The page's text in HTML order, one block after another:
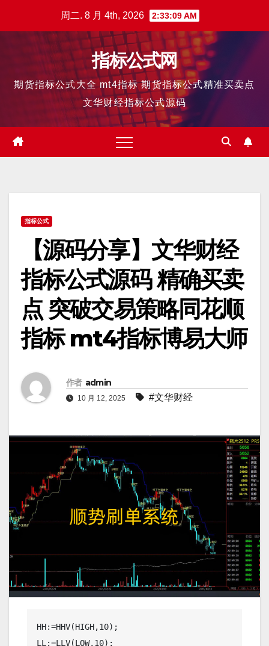
周二. 8 月 4th, 2026 2:33:10 AM
指标公式网
期货指标公式大全 mt4指标 期货指标公式精准买卖点
文华财经指标公式源码
指标公式
【源码分享】文华财经
指标公式源码 精确买卖
点 突破交易策略同花顺
指标 mt4指标博易大师
作者 admin
10 月 12, 2025 #文华财经
HH:=HHV(HIGH,10);
LL:=LLV(LOW,10);